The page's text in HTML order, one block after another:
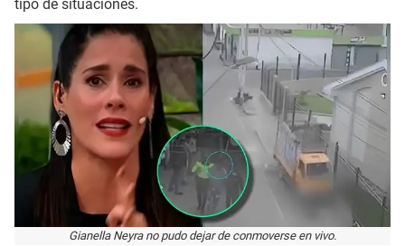
tipo de situaciones.
Gianella Neyra no pudo dejar de conmoverse en vivo.